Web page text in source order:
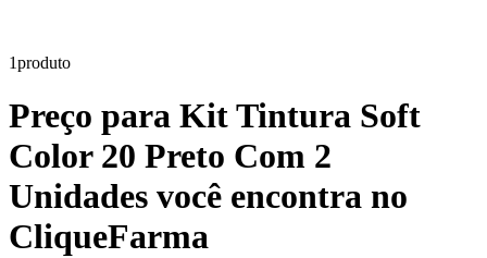
1produto
Preço para Kit Tintura Soft
Color 20 Preto Com 2
Unidades você encontra no
CliqueFarma